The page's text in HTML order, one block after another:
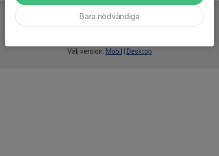
Välj version: Mobil Desktop
Bara nödvändiga